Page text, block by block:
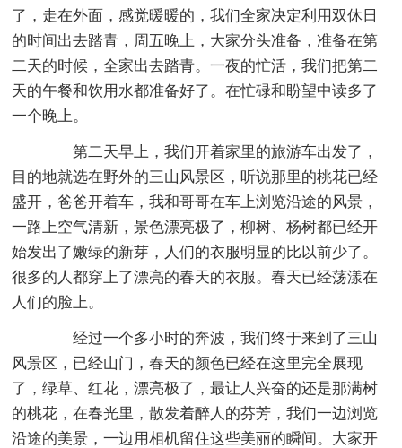
了，走在外面，感觉暖暖的，我们全家决定利用双休日
的时间出去踏青，周五晚上，大家分头准备，准备在第
二天的时候，全家出去踏青。一夜的忙活，我们把第二
天的午餐和饮用水都准备好了。在忙碌和盼望中读多了
一个晚上。
第二天早上，我们开着家里的旅游车出发了，
目的地就选在野外的三山风景区，听说那里的桃花已经
盛开，爸爸开着车，我和哥哥在车上浏览沿途的风景，
一路上空气清新，景色漂亮极了，柳树、杨树都已经开
始发出了嫩绿的新芽，人们的衣服明显的比以前少了。
很多的人都穿上了漂亮的春天的衣服。春天已经荡漾在
人们的脸上。
经过一个多小时的奔波，我们终于来到了三山
风景区，已经山门，春天的颜色已经在这里完全展现
了，绿草、红花，漂亮极了，最让人兴奋的还是那满树
的桃花，在春光里，散发着醉人的芬芳，我们一边浏览
沿途的美景，一边用相机留住这些美丽的瞬间。大家开